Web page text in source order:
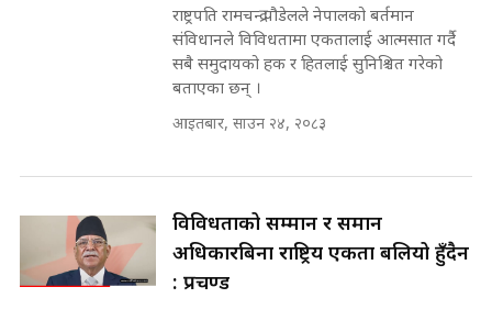
मोबिलिटीमा महिलाको पहुँच विस्तार गर्दै
इनड्राइभ || SIDHAKURA ||
Prachanda, Rabi, Gagan Stand
on the Same Page ||
SIDHAKURA ||
'Poppo Live'-SIDHAKURA
INVESTIGATION
मन्त्री आउने बित्तिकै सुरु भएको थियो
घुसको डिल || Raj Kumar Gupta ||
घुसको डिल गर्ने मन्त्रीकाे राजिनामा,
भूमिसुधार मन्त्रीलाई जोगाइदै ! ||
SIDHAKURA ||
राष्ट्रपति रामचन्द्र पौडेलले नेपालको बर्तमान
संविधानले विविधतामा एकतालाई आत्मसात गर्दै
सबै समुदायको हक र हितलाई सुनिश्चित गरेको
बताएका छन् ।
आइतबार, साउन २४, २०८३
विविधताको सम्मान र समान
अधिकारबिना राष्ट्रिय एकता बलियो हुँदैन
: प्रचण्ड